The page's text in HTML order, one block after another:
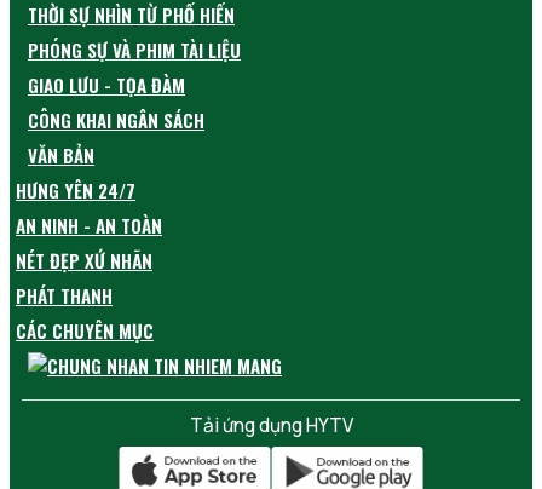
THỜI SỰ NHÌN TỪ PHỐ HIẾN
PHÓNG SỰ VÀ PHIM TÀI LIỆU
GIAO LƯU - TỌA ĐÀM
CÔNG KHAI NGÂN SÁCH
VĂN BẢN
HƯNG YÊN 24/7
AN NINH - AN TOÀN
NÉT ĐẸP XỨ NHÃN
PHÁT THANH
CÁC CHUYÊN MỤC
Tải ứng dụng HYTV